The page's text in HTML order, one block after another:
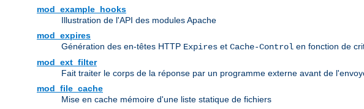
mod_example_hooks
Illustration de l'API des modules Apache
mod_expires
Génération des en-têtes HTTP Expires et Cache-Control en fonction de
mod_ext_filter
Fait traiter le corps de la réponse par un programme externe avant de
mod_file_cache
Mise en cache mémoire d'une liste statique de fichiers